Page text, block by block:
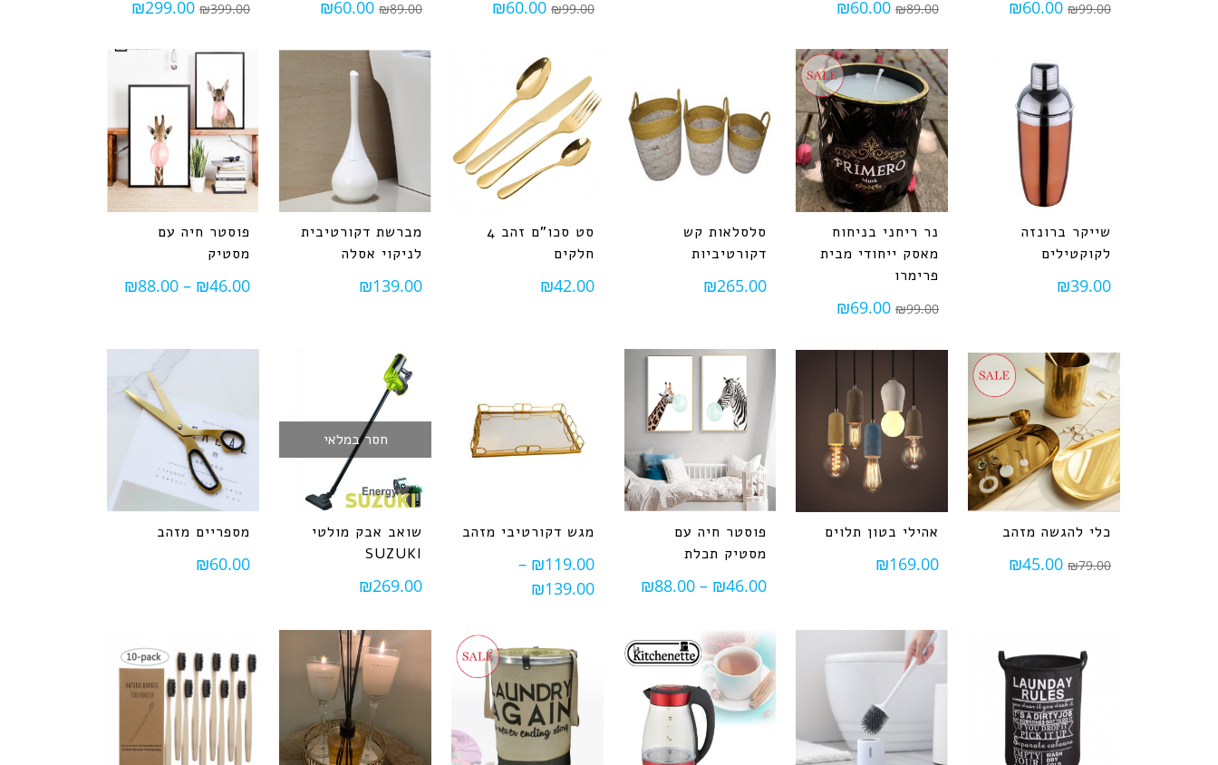
₪99.00
₪60.00
₪89.00
₪60.00
₪99.00
₪60.00
₪89.00
₪60.00
₪399.00
₪299.00
שייקר ברונזה
לקוקטילים
₪39.00
נר ריחני בניחוח
מאסק ייחודי מבית
פרימרו
₪99.00
₪69.00
סלסלאות קש
דקורטיביות
₪265.00
סט סכו"ם זהב 4
חלקים
₪42.00
מברשת דקורטיבית
לניקוי אסלה
₪139.00
פוסטר חיה עם
מסטיק
₪46.00
–
₪88.00
כלי להגשה מזהב
₪79.00
₪45.00
אהילי בטון תלוים
₪169.00
פוסטר חיה עם
מסטיק תכלת
₪46.00
–
₪88.00
מגש דקורטיבי מזהב
₪119.00
–
₪139.00
חסר במלאי
שואב אבק מולטי
SUZUKI
₪269.00
מספריים מזהב
₪60.00